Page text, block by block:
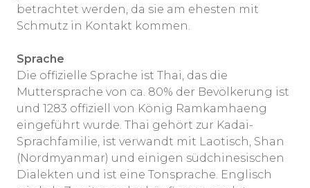
betrachtet werden, da sie am ehesten mit
Schmutz in Kontakt kommen.
Sprache
Die offizielle Sprache ist Thai, das die
Muttersprache von ca. 80% der Bevölkerung ist
und 1283 offiziell von König Ramkamhaeng
eingeführt wurde. Thai gehört zur Kadai-
Sprachfamilie, ist verwandt mit Laotisch, Shan
(Nordmyanmar) und einigen südchinesischen
Dialekten und ist eine Tonsprache. Englisch